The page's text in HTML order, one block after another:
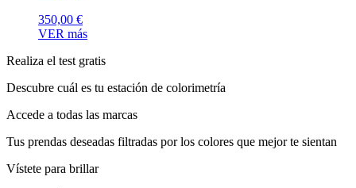
350,00 €
VER más
Realiza el test gratis
Descubre cuál es tu estación de colorimetría
Accede a todas las marcas
Tus prendas deseadas filtradas por los colores que mejor te sientan
Vístete para brillar